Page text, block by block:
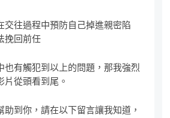
交往過程中預防自己掉進親密陷
挽回前任
也有觸犯到以上的問題，那我強烈
片從頭看到尾。
助到你，請在以下留言讓我知道，